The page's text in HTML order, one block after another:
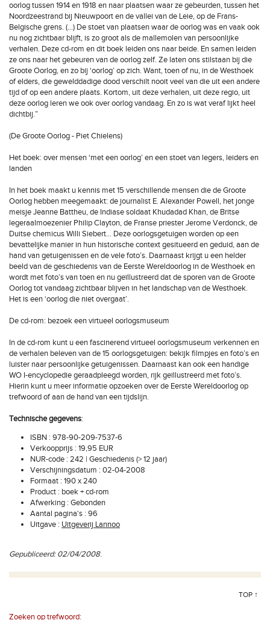
oorlog tussen 1914 en 1918 en naar plaatsen waar ze gebeurden, tussen het
Noordzeestrand bij Nieuwpoort en de vallei van de Leie, op de Frans-
Belgische grens. (...) De stoet van plaatsen waar de oorlog was en vaak ook
nu nog zichtbaar blijft, is zo groot als de mallemolen van persoonlijke
verhalen. Deze cd-rom en dit boek leiden ons naar beide. En samen leiden
ze ons naar het gebeuren van de oorlog zelf. Ze laten ons stilstaan bij die
Groote Oorlog, en zo bij ‘oorlog’ op zich. Want, toen of nu, in de Westhoek
of elders, die gewelddadige dood verschilt nooit veel van die uit een andere
tijd of op een andere plaats. Kortom, uit deze verhalen, uit deze regio, uit
deze oorlog leren we ook over oorlog vandaag. En zo is wat veraf lijkt heel
dichtbij.”
(De Groote Oorlog - Piet Chielens)
Het boek: over mensen ‘met een oorlog’ en een stoet van legers, leiders en
landen
In het boek maakt u kennis met 15 verschillende mensen die de Groote
Oorlog hebben meegemaakt: de journalist E. Alexander Powell, het jonge
meisje Jeanne Battheu, de Indiase soldaat Khudadad Khan, de Britse
legeraalmoezenier Philip Clayton, de Franse priester Jerome Verdonck, de
Duitse chemicus Willi Siebert... Deze oorlogsgetuigen worden op een
bevattelijke manier in hun historische context gesitueerd en geduid, aan de
hand van getuigenissen en de vele foto’s. Daarnaast krijgt u een helder
beeld van de geschiedenis van de Eerste Wereldoorlog in de Westhoek en
wordt met foto’s van toen en nu geïllustreerd dat de sporen van de Groote
Oorlog tot vandaag zichtbaar blijven in het landschap van de Westhoek.
Het is een ‘oorlog die niet overgaat’.
De cd-rom: bezoek een virtueel oorlogsmuseum
In de cd-rom kunt u een fascinerend virtueel oorlogsmuseum verkennen en
de verhalen beleven van de 15 oorlogsgetuigen: bekijk filmpjes en foto’s en
luister naar persoonlijke getuigenissen. Daarnaast kan ook een handige
WO I-encyclopedie geraadpleegd worden, rijk geïllustreerd met foto’s.
Hierin kunt u meer informatie opzoeken over de Eerste Wereldoorlog op
trefwoord of aan de hand van een tijdslijn.
Technische gegevens:
ISBN : 978-90-209-7537-6
Verkoopprijs : 19,95 EUR
NUR-code : 242 | Geschiedenis (> 12 jaar)
Verschijningsdatum : 02-04-2008
Formaat : 190 x 240
Product : boek + cd-rom
Afwerking : Gebonden
Aantal pagina's : 96
Uitgave : Uitgeverij Lannoo
Gepubliceerd: 02/04/2008.
TOP ↑
Zoeken op trefwoord: